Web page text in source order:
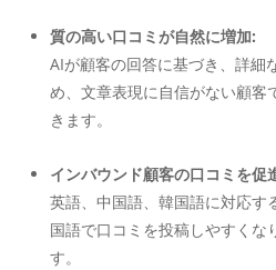
質の高い口コミが自然に増加:
AIが顧客の回答に基づき、詳細
め、文章表現に自信がない顧客
きます。
インバウンド顧客の口コミを促
英語、中国語、韓国語に対応す
国語で口コミを投稿しやすくな
す。